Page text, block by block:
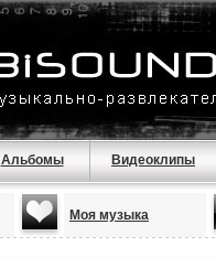
Альбомы Видеоклипы
Моя музыка